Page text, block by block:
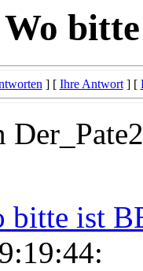
] [ Ihre Antwort] [
bitte ist